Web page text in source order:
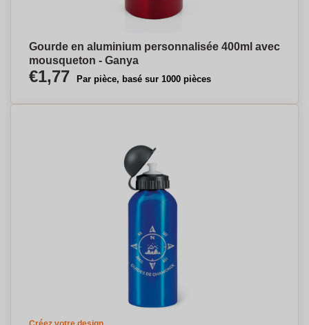
Gourde en aluminium personnalisée 400ml avec
mousqueton - Ganya
€1,77 Par pièce, basé sur 1000 pièces